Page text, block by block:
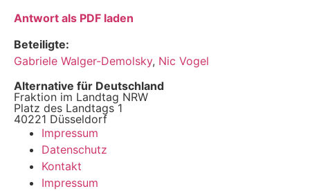
Antwort als PDF laden
Beteiligte:
Gabriele Walger-Demolsky, Nic Vogel
Alternative für Deutschland
Fraktion im Landtag NRW
Platz des Landtags 1
40221 Düsseldorf
Impressum
Datenschutz
Kontakt
Impressum